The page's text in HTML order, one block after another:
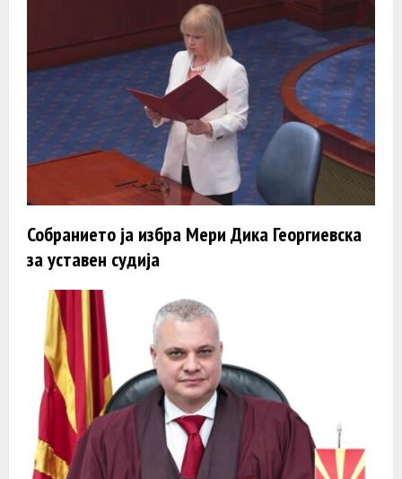
Собранието ја избра Мери Дика Георгиевска
за уставен судија